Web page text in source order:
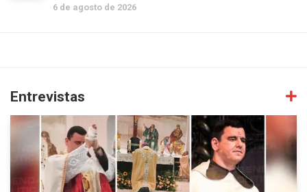
6 de agosto de 2026
Entrevistas